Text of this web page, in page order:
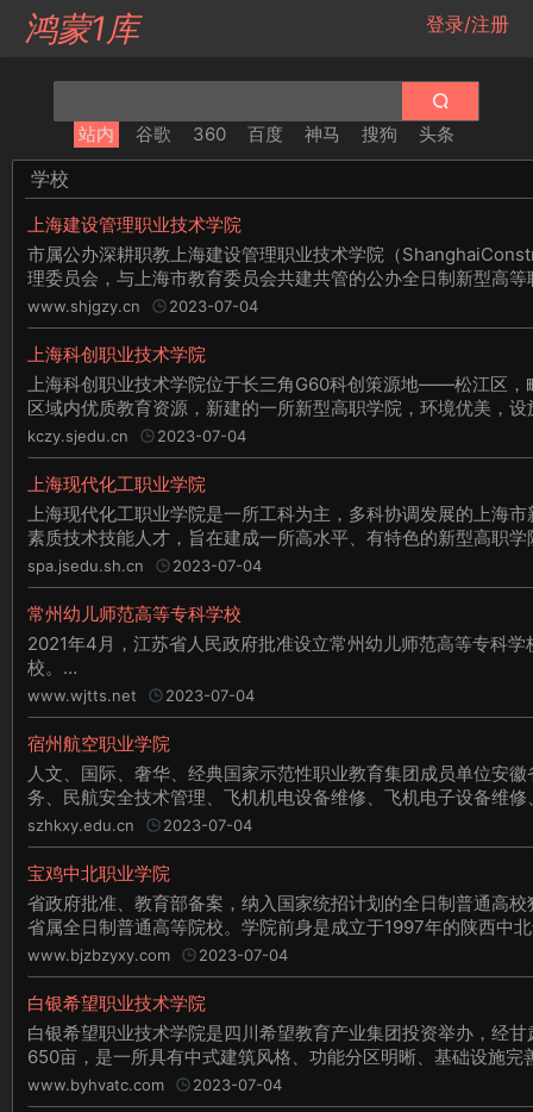
鸿蒙1库 登录/注册
站内 谷歌 360 百度 神马 搜狗 头条
学校
上海建设管理职业技术学院
市属公办深耕职教上海建设管理职业技术学院（
理委员会，与上海市教育委员会共建共管的公办全日制新型高
www.shjgzy.cn 2023-07-04
上海科创职业技术学院
上海科创职业技术学院位于长三角G60科创策源地——松江区，
区域内优质教育资源，新建的一所新型高职学院，环境优美，
kczy.sjedu.cn 2023-07-04
上海现代化工职业学院
上海现代化工职业学院是一所工科为主，多科协调发展的上海
素质技术技能人才，旨在建成一所高水平、有特色的新型高职
spa.jsedu.sh.cn 2023-07-04
常州幼儿师范高等专科学校
2021年4月，江苏省人民政府批准设立常州幼儿师范高等专科
校。
www.wjtts.net 2023-07-04
宿州航空职业学院
人文、国际、奢华、经典国家示范性职业教育集团成员单位安
务、民航安全技术管理、飞机机电设备维修、飞机电子设备维
szhkxy.edu.cn 2023-07-04
宝鸡中北职业学院
省政府批准、教育部备案，纳入国家统招计划的全日制普通高
省属全日制普通高等院校。学院前身是成立于1997年的陕西中
www.bjzbzyxy.com 2023-07-04
白银希望职业技术学院
白银希望职业技术学院是四川希望教育产业集团投资举办，经
650亩，是一所具有中式建筑风格、功能分区明晰、基础设施
www.byhvatc.com 2023-07-04